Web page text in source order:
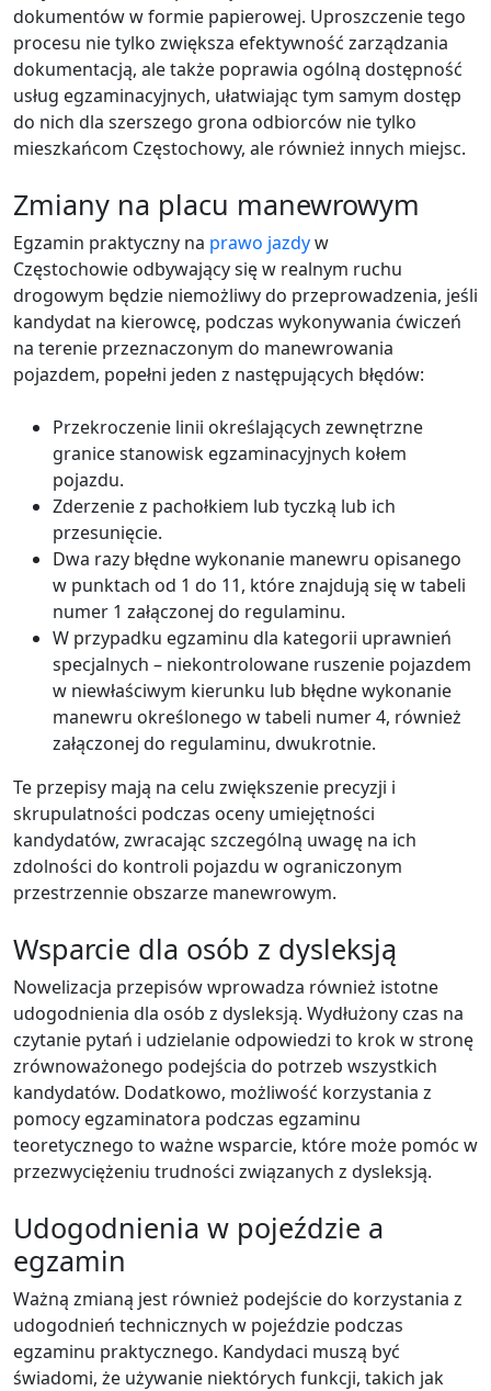
dokumentów w formie papierowej. Uproszczenie tego
procesu nie tylko zwiększa efektywność zarządzania
dokumentacją, ale także poprawia ogólną dostępność
usług egzaminacyjnych, ułatwiając tym samym dostęp
do nich dla szerszego grona odbiorców nie tylko
mieszkańcom Częstochowy, ale również innych miejsc.
Zmiany na placu manewrowym
Egzamin praktyczny na prawo jazdyw
Częstochowie odbywający się w realnym ruchu
drogowym będzie niemożliwy do przeprowadzenia, jeśli
kandydat na kierowcę, podczas wykonywania ćwiczeń
na terenie przeznaczonym do manewrowania
pojazdem, popełni jeden z następujących błędów:
Przekroczenie linii określających zewnętrzne
granice stanowisk egzaminacyjnych kołem
pojazdu.
Zderzenie z pachołkiem lub tyczką lub ich
przesunięcie.
Dwa razy błędne wykonanie manewru opisanego
w punktach od 1 do 11, które znajdują się w tabeli
numer 1 załączonej do regulaminu.
W przypadku egzaminu dla kategorii uprawnień
specjalnych – niekontrolowane ruszenie pojazdem
w niewłaściwym kierunku lub błędne wykonanie
manewru określonego w tabeli numer 4, również
załączonej do regulaminu, dwukrotnie.
Te przepisy mają na celu zwiększenie precyzji i
skrupulatności podczas oceny umiejętności
kandydatów, zwracając szczególną uwagę na ich
zdolności do kontroli pojazdu w ograniczonym
przestrzennie obszarze manewrowym.
Wsparcie dla osób z dysleksją
Nowelizacja przepisów wprowadza również istotne
udogodnienia dla osób z dysleksją. Wydłużony czas na
czytanie pytań i udzielanie odpowiedzi to krok w stronę
zrównoważonego podejścia do potrzeb wszystkich
kandydatów. Dodatkowo, możliwość korzystania z
pomocy egzaminatora podczas egzaminu
teoretycznego to ważne wsparcie, które może pomóc w
przezwyciężeniu trudności związanych z dysleksją.
Udogodnienia w pojeździe a
egzamin
Ważną zmianą jest również podejście do korzystania z
udogodnień technicznych w pojeździe podczas
egzaminu praktycznego. Kandydaci muszą być
świadomi, że używanie niektórych funkcji, takich jak